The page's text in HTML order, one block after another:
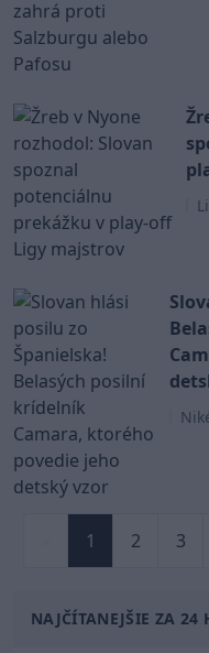
1 2 3
NAJČÍTANEJŠIE ZA 24